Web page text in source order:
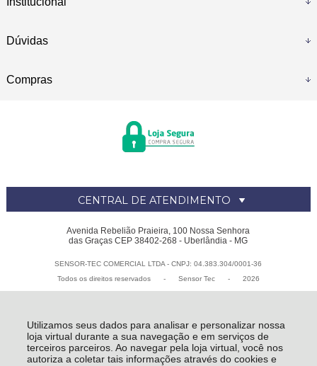
Utilizamos seus dados para analisar e personalizar nossa
loja virtual durante a sua navegação e em serviços de
terceiros parceiros. Ao navegar pela loja virtual, você nos
autoriza a coletar tais informações através do cookies e
Dúvidas
Compras
CENTRAL DE ATENDIMENTO
Avenida Rebelião Praieira, 100 Nossa Senhora
das Graças CEP 38402-268 - Uberlândia - MG
SENSOR-TEC COMERCIAL LTDA - CNPJ: 04.383.304/0001-36
Todos os direitos reservados
- Sensor Tec - 2026